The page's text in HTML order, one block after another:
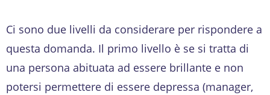
Ci sono due livelli da considerare per rispondere a
questa domanda. Il primo livello è se si tratta di
una persona abituata ad essere brillante e non
potersi permettere di essere depressa (manager,